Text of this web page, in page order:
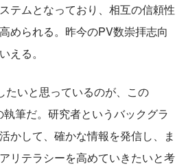
テムとなっており、相互の信頼性
められる。昨今のPV数崇拝志向
える。
たいと思っているのが、この
執筆だ。研究者というバックグラ
かして、確かな情報を発信し、ま
リテラシーを高めていきたいと考